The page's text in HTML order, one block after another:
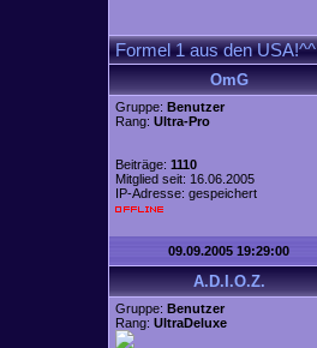
Formel 1 aus den USA!^^
OmG
Gruppe: Benutzer
Rang: Ultra-Pro
Beiträge: 1110
Mitglied seit: 16.06.2005
IP-Adresse: gespeichert
09.09.2005 19:29:00
A.D.I.O.Z.
Gruppe: Benutzer
Rang: UltraDeluxe